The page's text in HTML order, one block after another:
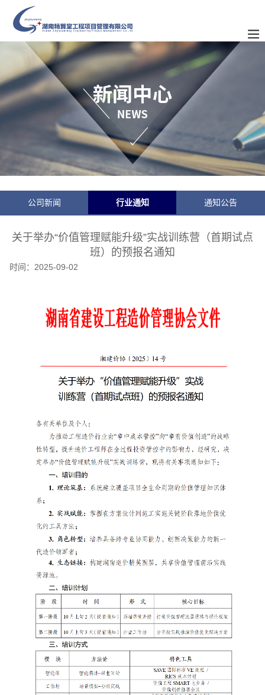
公司新闻 行业通知 通知公告
关于举办“价值管理赋能升级”实战训练营（首期试点
班）的预报名通知
时间： 2025-09-02